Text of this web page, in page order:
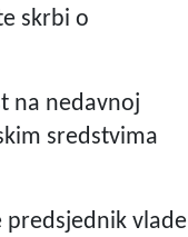
skrbi o
na nedavnoj
sredstvima
predsjednik vlade